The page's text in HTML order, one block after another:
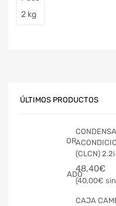
2 kg
ÚLTIMOS PRODUCTOS
(CLCN)
48,40€
40,00€
CAJA